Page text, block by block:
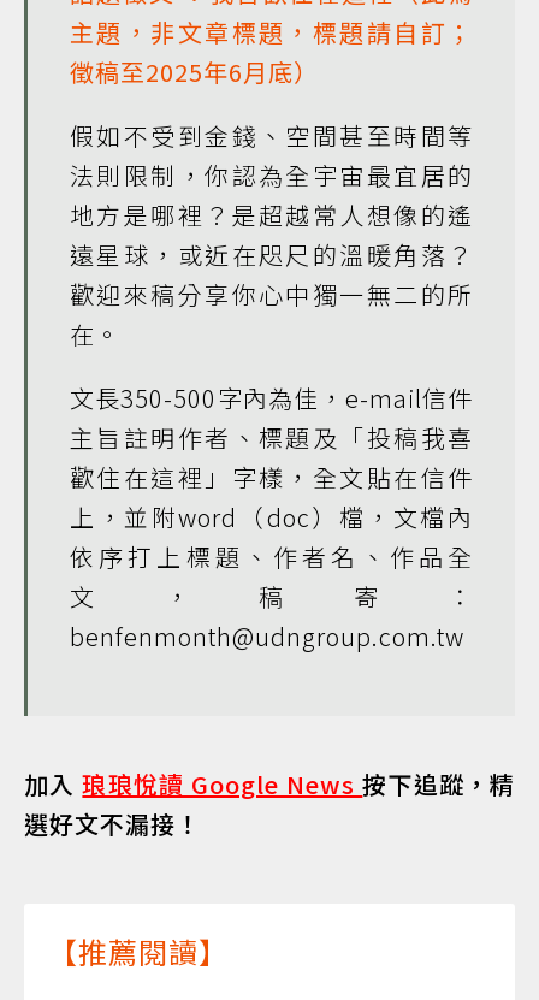
主題，非文章標題，標題請自訂；
徵稿至2025年6月底）
假如不受到金錢、空間甚至時間等
法則限制，你認為全宇宙最宜居的
地方是哪裡？是超越常人想像的遙
遠星球，或近在咫尺的溫暖角落？
歡迎來稿分享你心中獨一無二的所
在。
文長350-500字內為佳，e-mail信件
主旨註明作者、標題及「投稿我喜
歡住在這裡」字樣，全文貼在信件
上，並附word（doc）檔，文檔內
依序打上標題、作者名、作品全
文，稿寄：
benfenmonth@udngroup.com.tw
加入琅琅悅讀 Google News按下追蹤，精
選好文不漏接！
【推薦閱讀】